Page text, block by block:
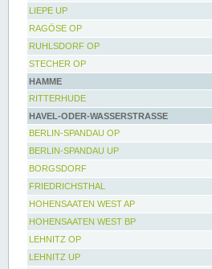
LIEPE UP
RAGÖSE OP
RUHLSDORF OP
STECHER OP
HAMME
RITTERHUDE
HAVEL-ODER-WASSERSTRASSE
BERLIN-SPANDAU OP
BERLIN-SPANDAU UP
BORGSDORF
FRIEDRICHSTHAL
HOHENSAATEN WEST AP
HOHENSAATEN WEST BP
LEHNITZ OP
LEHNITZ UP